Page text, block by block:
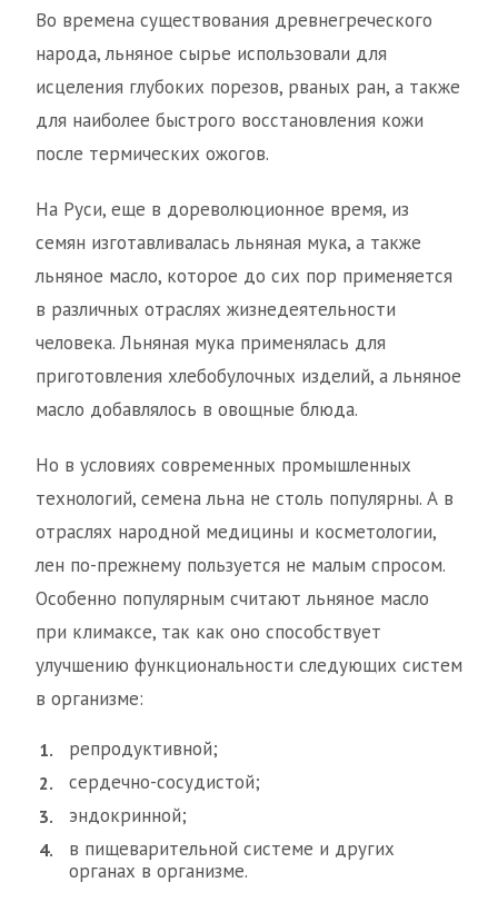
Во времена существования древнегреческого
народа, льняное сырье использовали для
исцеления глубоких порезов, рваных ран, а также
для наиболее быстрого восстановления кожи
после термических ожогов.
На Руси, еще в дореволюционное время, из
семян изготавливалась льняная мука, а также
льняное масло, которое до сих пор применяется
в различных отраслях жизнедеятельности
человека. Льняная мука применялась для
приготовления хлебобулочных изделий, а льняное
масло добавлялось в овощные блюда.
Но в условиях современных промышленных
технологий, семена льна не столь популярны. А в
отраслях народной медицины и косметологии,
лен по-прежнему пользуется не малым спросом.
Особенно популярным считают льняное масло
при климаксе, так как оно способствует
улучшению функциональности следующих систем
в организме:
репродуктивной;
сердечно-сосудистой;
эндокринной;
в пищеварительной системе и других
органах в организме.